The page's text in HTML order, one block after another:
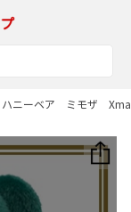
ハニーベア ミモザ